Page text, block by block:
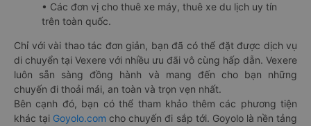
• Các đơn vị cho thuê xe máy, thuê xe du lịch uy tín
trên toàn quốc.
Chỉ với vài thao tác đơn giản, bạn đã có thể đặt được dịch vụ
di chuyển tại Vexere với nhiều ưu đãi vô cùng hấp dẫn. Vexere
luôn sẵn sàng đồng hành và mang đến cho bạn những
chuyến đi thoải mái, an toàn và trọn vẹn nhất.
Bên cạnh đó, bạn có thể tham khảo thêm các phương tiện
khác tại Goyolo.com cho chuyến đi sắp tới. Goyolo là nền tảng